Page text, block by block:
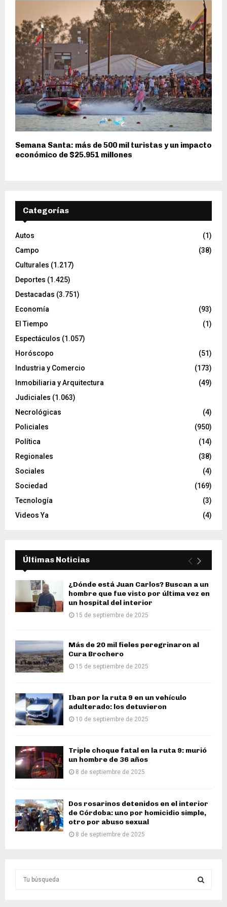
Semana Santa: más de 500 mil turistas y un impacto
económico de $25.951 millones
Categorías
Autos
(1)
Campo
(38)
Culturales (1.217)
Deportes (1.425)
Destacadas (3.751)
Economía
(93)
El Tiempo
(1)
Espectáculos (1.057)
Horóscopo
(51)
Industria y Comercio
(173)
Inmobiliaria y Arquitectura
(49)
Judiciales (1.063)
Necrológicas
(4)
Policiales
(950)
Política
(14)
Regionales
(38)
Sociales
(4)
Sociedad
(169)
Tecnología
(3)
Videos Ya
(4)
Últimas Noticias
¿Dónde está Juan Carlos? Buscan a un
hombre que fue visto por última vez en
un hospital del interior
15 de septiembre de 2025
Más de 20 mil fieles peregrinaron al
Cura Brochero
15 de septiembre de 2025
Iban por la ruta 9 en un vehículo
adulterado: los detuvieron
10 de septiembre de 2025
Triple choque fatal en la ruta 9: murió
un hombre de 36 años
8 de septiembre de 2025
Dos rosarinos detenidos en el interior
de Córdoba: uno por homicidio simple,
otro por abuso sexual
8 de septiembre de 2025